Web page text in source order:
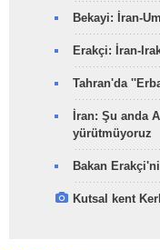
Bekayi: İran-
Erakçi: İran-
Tahran'da
İran: Şu anda
yürütmüyoruz
Bakan
Kutsal kent